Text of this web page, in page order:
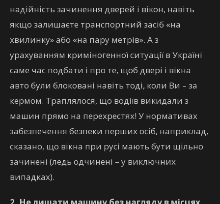
надійність зачинення дверей і вікон, навіть
якщо залишаєте транспортний засіб «на
хвилинку» або «на пару метрів». А з
урахуванням криміногенної ситуації в Україні
саме час подбати і про те, щоб двері і вікна
авто були блоковані навіть тоді, коли Ви – за
кермом. Траплялося, що водіїв викидали з
машин прямо на перехрестях! У нормативах
забезпечення безпеки перших осіб, наприклад,
сказано, що вікна при русі мають бути щільно
зачинені (ледь одчинені – у виключних
випадках).